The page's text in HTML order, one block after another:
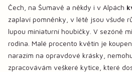
Čech, na Šumavě a někdy i v Alpách
zaplaví pomněnky, v létě jsou všude
lupou miniaturní houbičky. V sezóně
rodina. Malé procento květin je
narazím na opravdové krásky,
zpracovávám veškeré kytice, které